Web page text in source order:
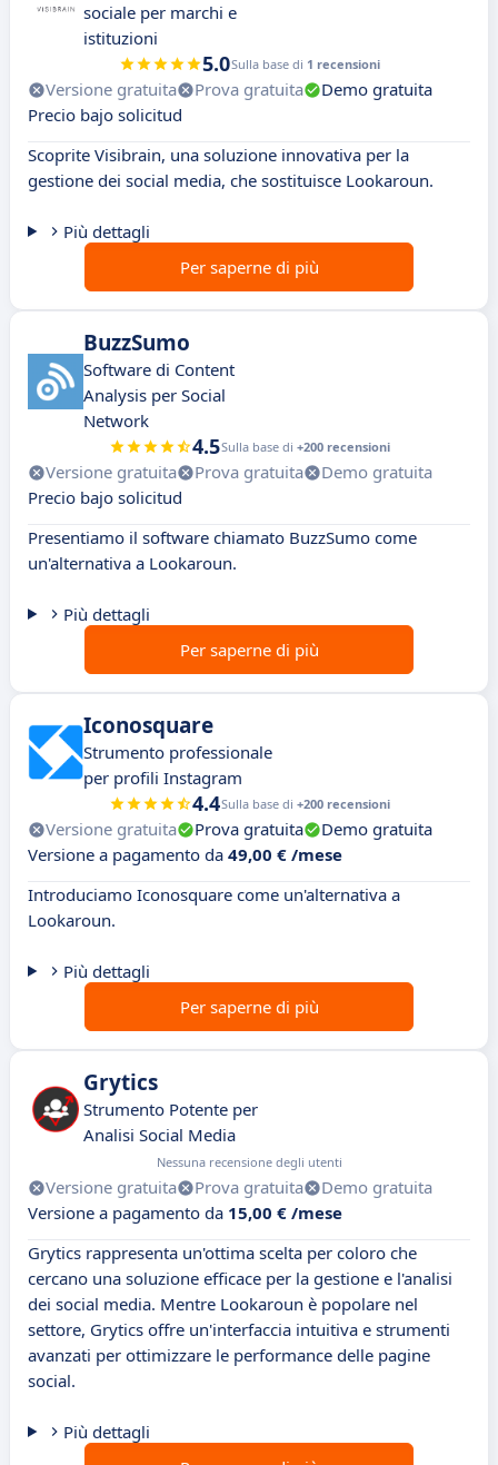
sociale per marchi e
istituzioni
5.0Sulla base di 1 recensioni
Versione gratuita Prova gratuita
Demo gratuita
Precio bajo solicitud
Scoprite Visibrain, una soluzione innovativa per la
gestione dei social media, che sostituisce Lookaroun.
Più dettagli
Per saperne di più
BuzzSumo
Software di Content
Analysis per Social
Network
4.5Sulla base di +200 recensioni
Versione gratuita Prova gratuita
Demo gratuita
Precio bajo solicitud
Presentiamo il software chiamato BuzzSumo come
un'alternativa a Lookaroun.
Più dettagli
Per saperne di più
Iconosquare
Strumento professionale
per profili Instagram
4.4Sulla base di +200 recensioni
Versione gratuita Prova gratuita
Demo gratuita
Versione a pagamento da 49,00 € /mese
Introduciamo Iconosquare come un'alternativa a
Lookaroun.
Più dettagli
Per saperne di più
Grytics
Strumento Potente per
Analisi Social Media
Nessuna recensione degli utenti
Versione gratuita Prova gratuita
Demo gratuita
Versione a pagamento da 15,00 € /mese
Grytics rappresenta un'ottima scelta per coloro che
cercano una soluzione efficace per la gestione e l'analisi
dei social media. Mentre Lookaroun è popolare nel
settore, Grytics offre un'interfaccia intuitiva e strumenti
avanzati per ottimizzare le performance delle pagine
social.
Più dettagli